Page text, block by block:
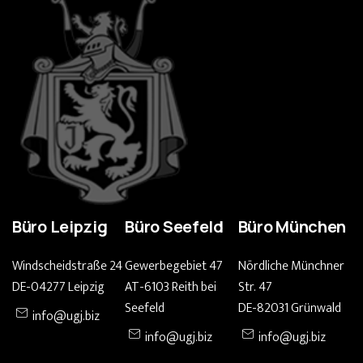
Büro Leipzig
Windscheidstraße 24
DE-04277 Leipzig
info@ugj.biz
Büro Seefeld
Gewerbegebiet 47
AT-6103 Reith bei
Seefeld
info@ugj.biz
Büro München
Nördliche Münchner
Str. 47
DE-82031 Grünwald
info@ugj.biz